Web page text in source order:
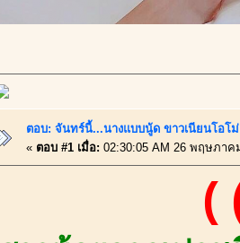
ตอบ: จันทร์นี้...นางแบบนู้ด ขาวเนียนโอโ
« ตอบ #1 เมื่อ: 02:30:05 AM 26 พฤษภาค